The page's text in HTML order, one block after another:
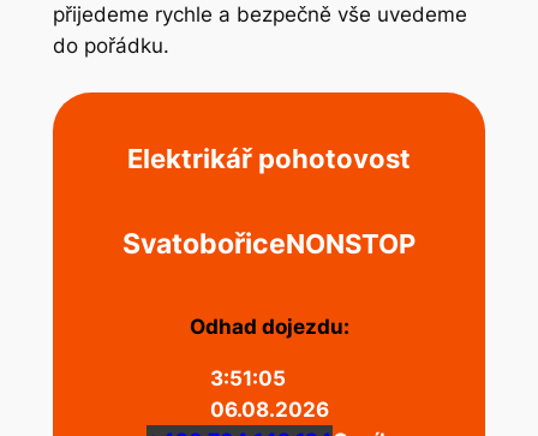
přijedeme rychle a bezpečně vše uvedeme
do pořádku.
Elektrikář pohotovost
SvatobořiceNONSTOP
Odhad dojezdu:
3:51:06
06.08.2026